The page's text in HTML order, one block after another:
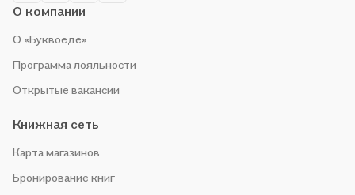
О компании
О «Буквоеде»
Программа лояльности
Открытые вакансии
Книжная сеть
Карта магазинов
Бронирование книг